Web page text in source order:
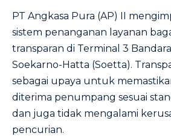
PT Angkasa Pura (AP) II
sistem penanganan layanan
transparan di Terminal 3
Soekarno-Hatta (Soetta).
sebagai upaya untuk
diterima penumpang sesuai
dan juga tidak mengalami
pencurian.